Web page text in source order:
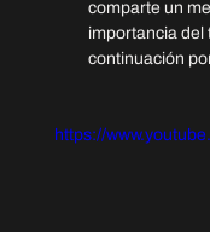
comparte un
importancia del
continuación
https://